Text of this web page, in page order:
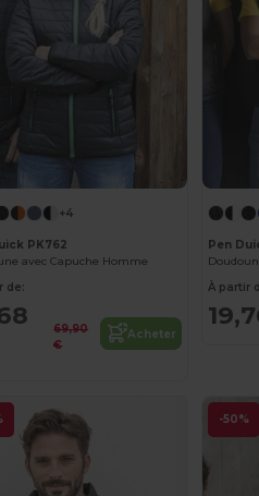
+4
PK762
avec Capuche Homme
de:
69,90
€
Acheter
Pen
À partir
-50%